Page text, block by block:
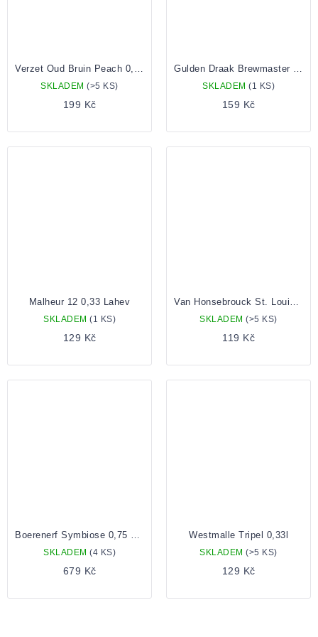
SKLADEM(>5 KS)
199 Kč
SKLADEM (1 KS)
159 Kč
Malheur 12 0,33 Lahev
SKLADEM (1 KS)
129 Kč
SKLADEM(>5 KS)
119 Kč
SKLADEM (4 KS)
679 Kč
Westmalle Tripel 0,33l
SKLADEM(>5 KS)
129 Kč